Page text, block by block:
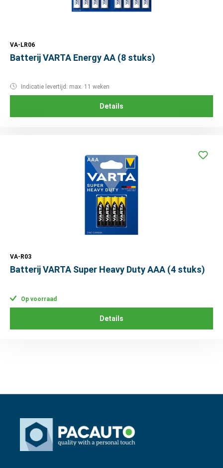
VA-LR06
Batterij VARTA Energy AA (8 stuks)
Indicatie levertijd: max. 11 weken
Details
VA-R03
Batterij VARTA Super Heavy Duty AAA (4 stuks)
Op voorraad
Details